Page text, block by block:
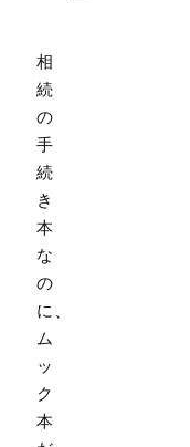
相
続
の
手
続
き
本
な
の
に、
ム
ッ
ク
本